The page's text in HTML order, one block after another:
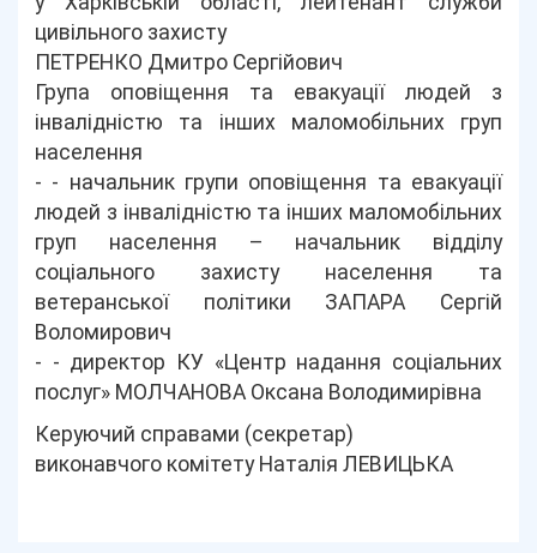
цивільного захисту
ПЕТРЕНКО Дмитро Сергійович
Група оповіщення та евакуації людей з
інвалідністю та інших маломобільних груп
населення
- - начальник групи оповіщення та евакуації
людей з інвалідністю та інших маломобільних
груп населення – начальник відділу
соціального захисту населення та
ветеранської політики ЗАПАРА Сергій
Воломирович
- - директор КУ «Центр надання соціальних
послуг» МОЛЧАНОВА Оксана Володимирівна
Керуючий справами (секретар)
виконавчого комітету Наталія ЛЕВИЦЬКА